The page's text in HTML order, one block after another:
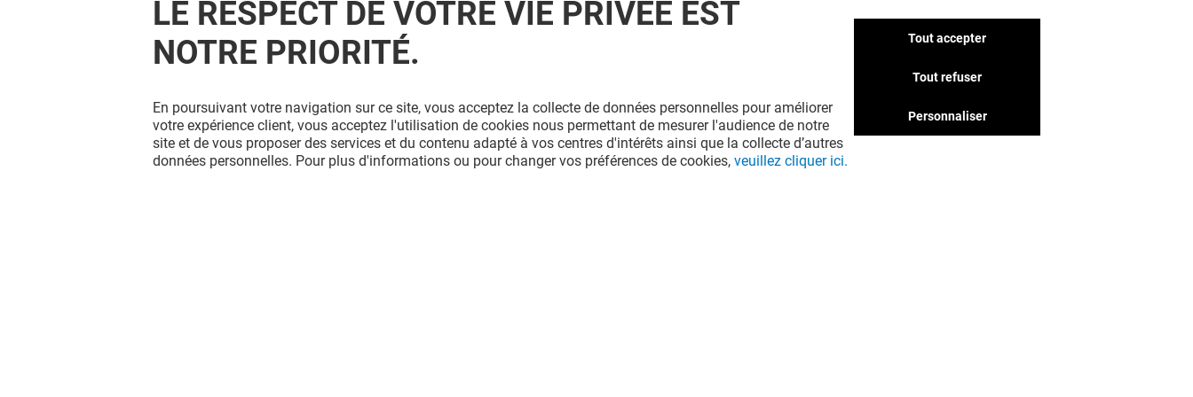
Nous avons d'autres
boutiques qui pourraient
pas à côté !
LE RESPECT DE VOTRE VIE PRIVÉE EST
NOTRE PRIORITÉ.
En poursuivant votre navigation sur ce site, vous acceptez la collecte de données personnelles pour améliorer
votre expérience client, vous acceptez l'utilisation de cookies nous permettant de mesurer l'audience de notre
site et de vous proposer des services et du contenu adapté à vos centres d'intérêts ainsi que la collecte d’autres
données personnelles. Pour plus d'informations ou pour changer vos préférences de cookies, veuillez cliquer ici.
Tout accepter
Tout refuser
Personnaliser